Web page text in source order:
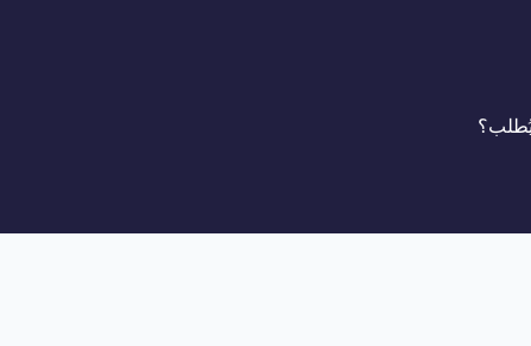
يُطلب؟